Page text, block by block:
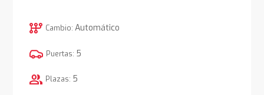
auto_transmission Cambio: Automático
Puertas: 5
group Plazas: 5